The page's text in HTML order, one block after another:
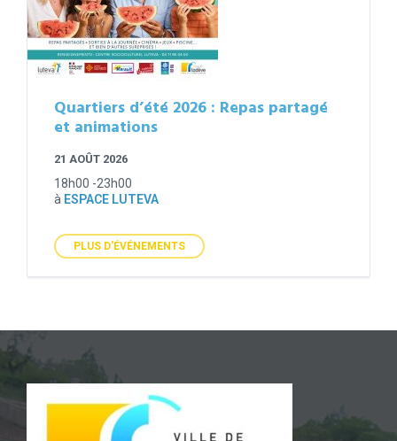
Quartiers d’été 2026 : Repas partagé
et animations
21 AOÛT 2026
18h00 -23h00
à ESPACE LUTEVA
PLUS D'ÉVÉNEMENTS